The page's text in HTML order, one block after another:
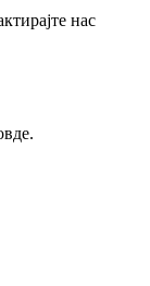
нас